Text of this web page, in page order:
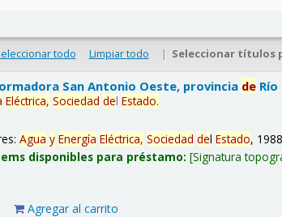
todo Limpiar todo | Seleccionar títulos
San Antonio Oeste, provincia de
Eléctrica, Sociedad delEstado.
Agua y Energía Eléctrica, Sociedad delEstado, 1988
disponibles para préstamo: Signatura
Agregar al carrito